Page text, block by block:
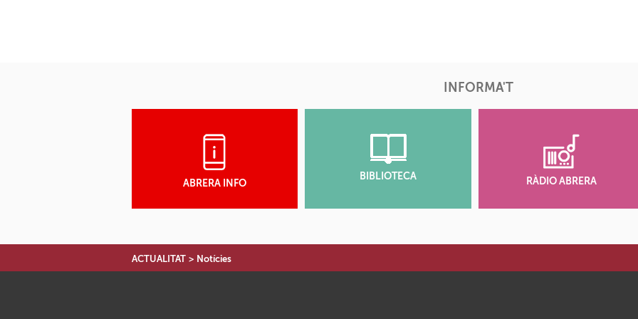
INFORMA'T
ABRERA INFO
BIBLIOTECA RÀDIO ABRERA
ACTUALITAT > Notícies